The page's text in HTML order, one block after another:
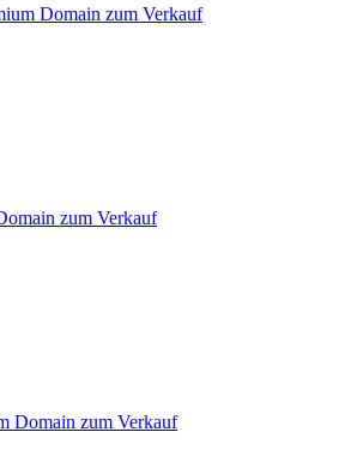
Domain zum Verkauf
zum Verkauf
Domain zum Verkauf